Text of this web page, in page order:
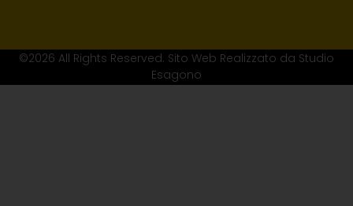
©2026 All Rights Reserved. Sito Web Realizzato da Studio
Esagono